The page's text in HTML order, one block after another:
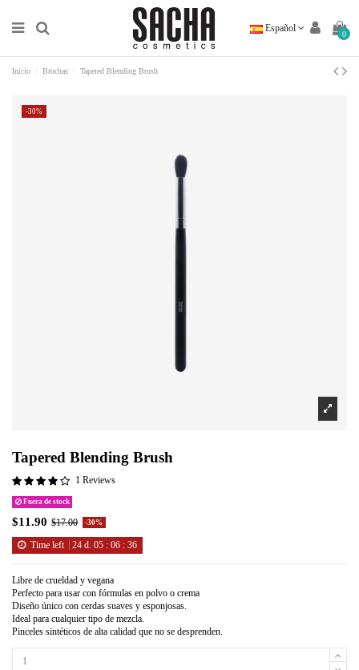
Español 0
Inicio Brochas Tapered Blending Brush
-30%
Tapered Blending Brush
1 Reviews
Fuera de stock
$11.90 $17.00 -30%
Time left 24 d. 05 :06 :36
Libre de crueldad y vegana
Perfecto para usar con fórmulas en polvo o crema
Diseño único con cerdas suaves y esponjosas.
Ideal para cualquier tipo de mezcla.
Pinceles sintéticos de alta calidad que no se desprenden.